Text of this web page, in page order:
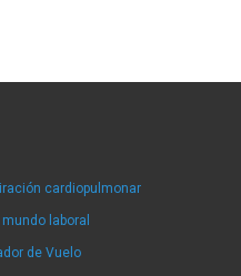
cardiopulmonar
mundo laboral
de Vuelo